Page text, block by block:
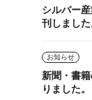
シルバー
刊しました
お知らせ
新聞・書
りました。